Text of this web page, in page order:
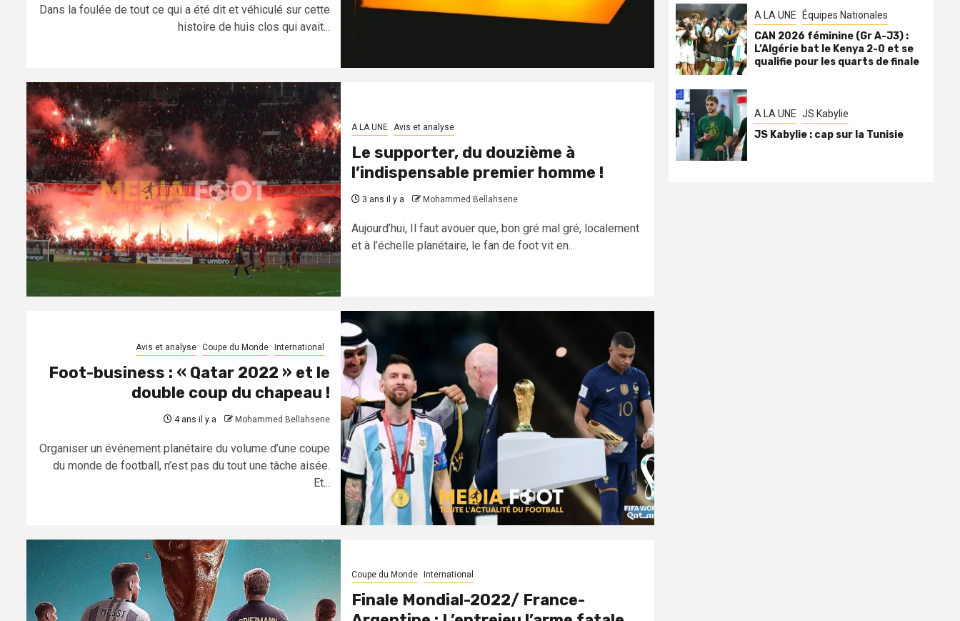
Dans la foulée de tout ce qui a été dit et véhiculé sur cette
histoire de huis clos qui avait...
A LA UNE Avis et analyse
Le supporter, du douzième à
l’indispensable premier homme !
3 ans il y a Mohammed Bellahsene
Aujourd’hui, Il faut avouer que, bon gré mal gré, localement
et à l’échelle planétaire, le fan de foot vit en...
Avis et analyse Coupe du Monde International
Foot-business : « Qatar 2022 » et le
double coup du chapeau !
4 ans il y a Mohammed Bellahsene
Organiser un événement planétaire du volume d’une coupe
du monde de football, n’est pas du tout une tâche aisée.
Et...
Coupe du Monde International
Finale Mondial-2022/ France-
A LA UNE Équipes Nationales
CAN 2026 féminine (Gr A-J3) :
L’Algérie bat le Kenya 2-0 et se
qualifie pour les quarts de finale
A LA UNE JS Kabylie
JS Kabylie : cap sur la Tunisie